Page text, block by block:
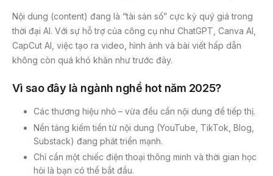
Nội dung (content) đang là “tài sản số” cực kỳ quý giá trong
thời đại AI. Với sự hỗ trợ của công cụ như ChatGPT, Canva AI,
CapCut AI, việc tạo ra video, hình ảnh và bài viết hấp dẫn
không còn quá khó khăn như trước đây.
Vì sao đây là ngành nghề hot năm 2025?
Các thương hiệu nhỏ – vừa đều cần nội dung để tiếp thị.
Nền tảng kiếm tiền từ nội dung (YouTube, TikTok, Blog,
Substack) đang phát triển mạnh.
Chỉ cần một chiếc điện thoại thông minh và thời gian học
hỏi là bạn có thể bắt đầu.